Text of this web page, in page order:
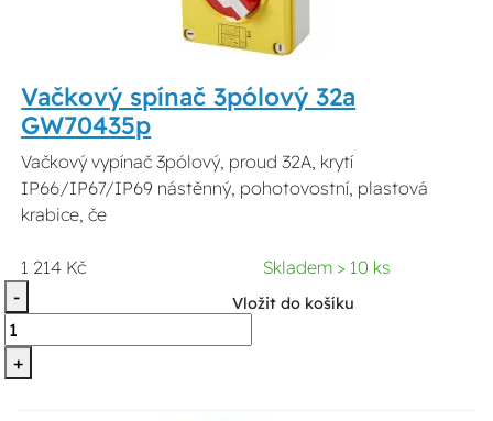
Vačkový spínač 3pólový 32a
GW70435p
Vačkový vypínač 3pólový, proud 32A, krytí
IP66/IP67/IP69 nástěnný, pohotovostní, plastová
krabice, če
1 214 Kč
Skladem > 10 ks
-
+
Vložit do košíku